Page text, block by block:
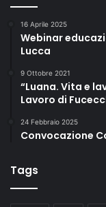
16 Aprile 2025
Webinar
Lucca
9 Ottobre 2021
“Luana. Vita e
Lavoro di
24 Febbraio 2025
Convocazione
Tags